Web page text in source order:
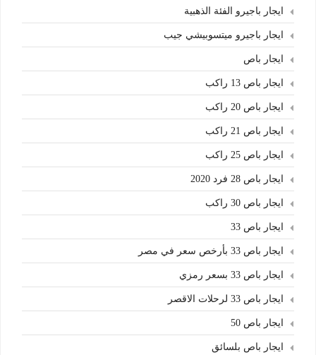
ايجار باجيرو الفئة الذهبية
ايجار باجيرو ميتسوبيشي جيب
ايجار باص
ايجار باص 13 راكب
ايجار باص 20 راكب
ايجار باص 21 راكب
ايجار باص 25 راكب
ايجار باص 28 فرد 2020
ايجار باص 30 راكب
ايجار باص 33
ايجار باص 33 بأرخص سعر في مصر
ايجار باص 33 بسعر رمزي
ايجار باص 33 لرحلات الاقصر
ايجار باص 50
ايجار باص بلسائق